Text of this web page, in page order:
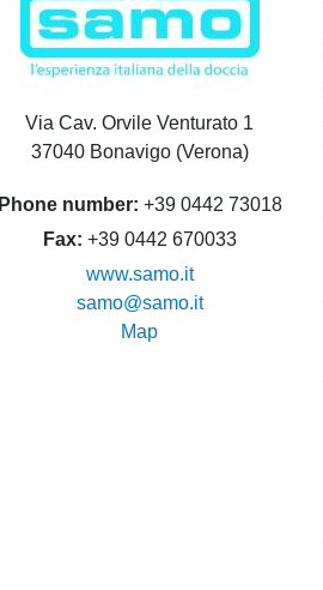
Via Cav. Orvile Venturato 1
37040 Bonavigo (Verona)
Phone number +39 0442 73018
Fax +39 0442 670033
www.samo.it
samo@samo.it
Map